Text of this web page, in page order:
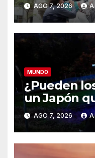
económica
electoral
AGO 7, 2026
MUNDO
¿Pueden
un Japón
AGO 7, 2026